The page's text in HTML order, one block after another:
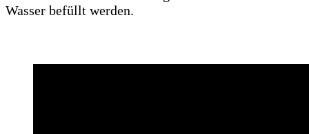
Wasser befüllt werden.